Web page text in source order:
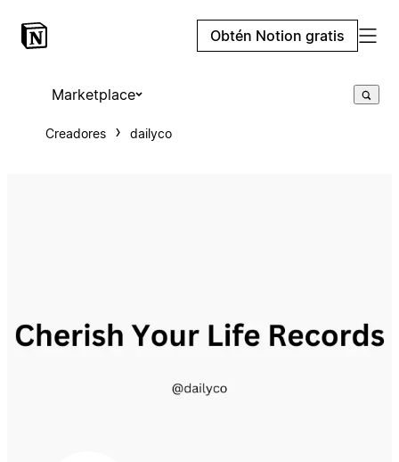
Obtén Notion gratis
Marketplace
Creadores dailyco